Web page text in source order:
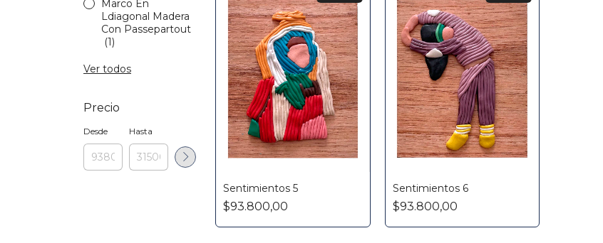
Marco En
Ldiagonal Madera
Con Passepartout
(1)
Ver todos
Precio
Desde Hasta
Sentimientos 5
$93.800,00
Sentimientos 6
$93.800,00